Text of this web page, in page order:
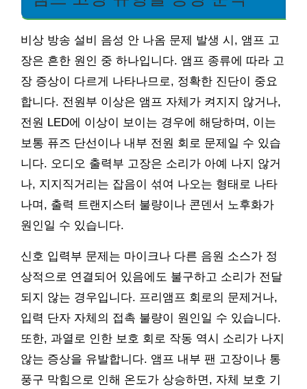
비상 방송 설비 음성 안 나옴 문제 발생 시, 앰프 고
장은 흔한 원인 중 하나입니다. 앰프 종류에 따라 고
장 증상이 다르게 나타나므로, 정확한 진단이 중요
합니다. 전원부 이상은 앰프 자체가 켜지지 않거나,
전원 LED에 이상이 보이는 경우에 해당하며, 이는
보통 퓨즈 단선이나 내부 전원 회로 문제일 수 있습
니다. 오디오 출력부 고장은 소리가 아예 나지 않거
나, 지지직거리는 잡음이 섞여 나오는 형태로 나타
나며, 출력 트랜지스터 불량이나 콘덴서 노후화가
원인일 수 있습니다.
신호 입력부 문제는 마이크나 다른 음원 소스가 정
상적으로 연결되어 있음에도 불구하고 소리가 전달
되지 않는 경우입니다. 프리앰프 회로의 문제거나,
입력 단자 자체의 접촉 불량이 원인일 수 있습니다.
또한, 과열로 인한 보호 회로 작동 역시 소리가 나지
않는 증상을 유발합니다. 앰프 내부 팬 고장이나 통
풍구 막힘으로 인해 온도가 상승하면, 자체 보호 기